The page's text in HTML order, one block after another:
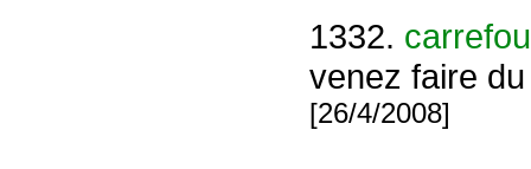
1332.
venez faire
[26/4/2008]